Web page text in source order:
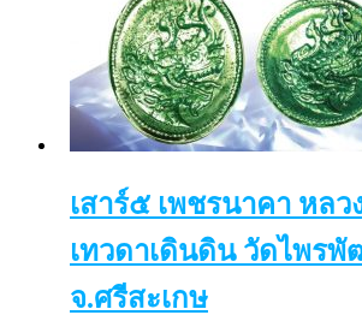
เสาร์๕ เพชรนาคา หลว
เทวดาเดินดิน วัดไพร
จ.ศรีสะเกษ